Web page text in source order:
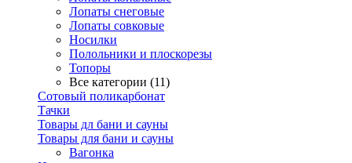
Лопаты снеговые
Лопаты совковые
Носилки
Полольники и плоскорезы
Топоры
Все категории (11)
Сотовый поликарбонат
Тачки
Товары дл бани и сауны
Товары для бани и сауны
Вагонка